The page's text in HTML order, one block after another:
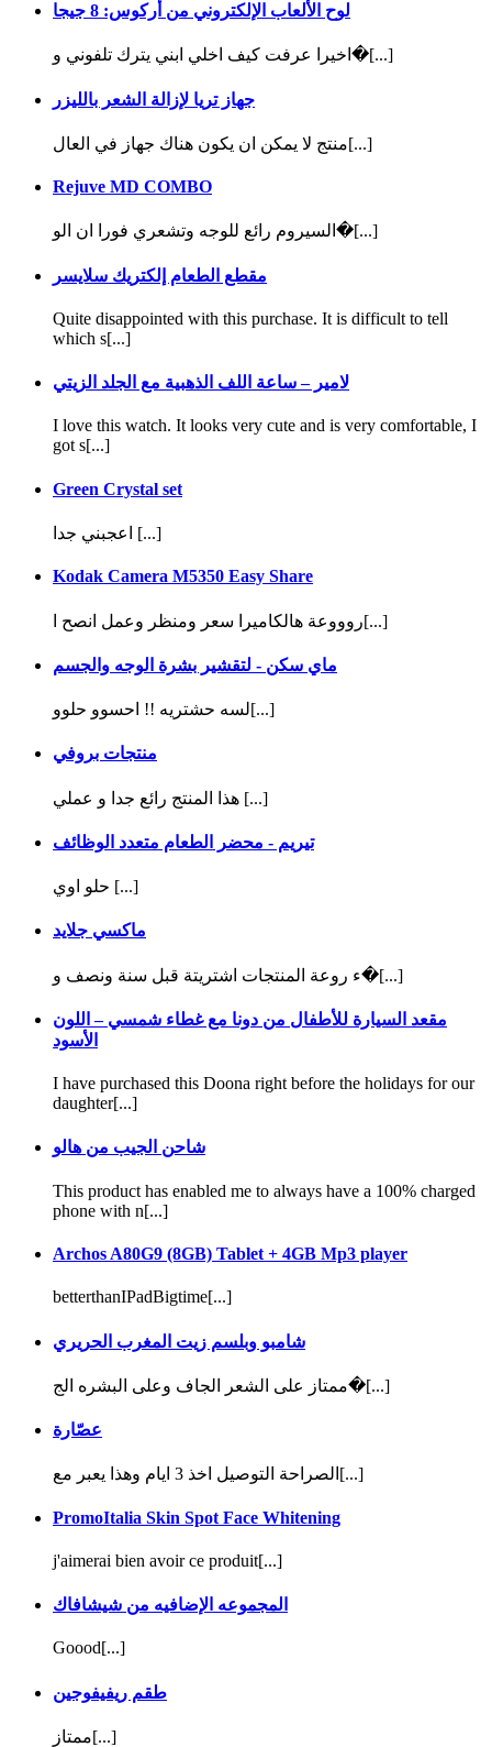
لوح الألعاب الإلكتروني من أركوس: 8 جيجا
اخيرا عرفت كيف اخلي ابني يترك تلفوني و�[...]
جهاز تريا لإزالة الشعر بالليزر
منتج لا يمكن ان يكون هناك جهاز في العال[...]
Rejuve MD COMBO
السيروم رائع للوجه وتشعري فورا ان الو�[...]
مقطع الطعام إلكتريك سلايسر
Quite disappointed with this purchase. It is difficult to tell
which s[...]
لامير – ساعة اللف الذهبية مع الجلد الزيتي
I love this watch. It looks very cute and is very comfortable, I
got s[...]
Green Crystal set
اعجبني جدا [...]
Kodak Camera M5350 Easy Share
روووعة هالكاميرا سعر ومنظر وعمل انصح ا[...]
ماي سكن - لتقشير بشرة الوجه والجسم
لسه حشتريه !! احسوو حلوو[...]
منتجات بروفي
هذا المنتج رائع جدا و عملي [...]
تيريم - محضر الطعام متعدد الوظائف
حلو اوي [...]
ماكسي جلايد
ء روعة المنتجات اشتريتة قبل سنة ونصف و�[...]
مقعد السيارة للأطفال من دونا مع غطاء شمسي – اللون
الأسود
I have purchased this Doona right before the holidays for our
daughter[...]
شاحن الجيب من هالو
This product has enabled me to always have a 100% charged
phone with n[...]
Archos A80G9 (8GB) Tablet + 4GB Mp3 player
betterthanIPadBigtime[...]
شامبو وبلسم زيت المغرب الحريري
ممتاز على الشعر الجاف وعلى البشره الج�[...]
عصّارة
الصراحة التوصيل اخذ 3 ايام وهذا يعبر مع[...]
PromoItalia Skin Spot Face Whitening
j'aimerai bien avoir ce produit[...]
المجموعه الإضافيه من شيشافاك
Goood[...]
طقم ريفيفوجين
ممتاز[...]